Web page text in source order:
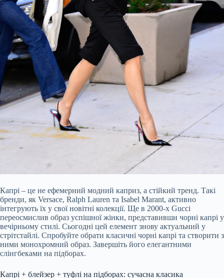
Капрі – це не ефемерний модний каприз, а стійкий тренд. Такі
бренди, як Versace, Ralph Lauren та Isabel Marant, активно
інтегрують їх у свої новітні колекції. Ще в 2000-х Gucci
переосмислив образ успішної жінки, представивши чорні капрі у
вечірньому стилі. Сьогодні цей елемент знову актуальний у
стрітстайлі. Спробуйте обрати класичні чорні капрі та створити з
ними монохромний образ. Завершіть його елегантними
слінгбеками на підборах.
Капрі + блейзер + туфлі на підборах: сучасна класика